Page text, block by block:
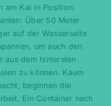
am Kai in Position.
Über 50 Meter
auf der Wasserseite
um auch den
aus dem hintersten
zu können. Kaum
beginnen die
Ein Container nach